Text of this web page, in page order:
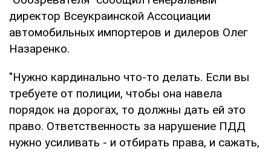
директор Всеукраинской Ассоциации
автомобильных импортеров и дилеров Олег
Назаренко.
"Нужно кардинально что-то делать. Если вы
требуете от полиции, чтобы она навела
порядок на дорогах, то должны дать ей это
право. Ответственность за нарушение ПДД
нужно усиливать - и отбирать права, и сажать,